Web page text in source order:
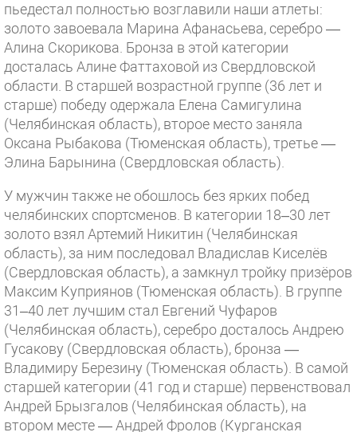
пьедестал полностью возглавили наши атлеты:
золото завоевала Марина Афанасьева, серебро —
Алина Скорикова. Бронза в этой категории
досталась Алине Фаттаховой из Свердловской
области. В старшей возрастной группе (36 лет и
старше) победу одержала Елена Самигулина
(Челябинская область), второе место заняла
Оксана Рыбакова (Тюменская область), третье —
Элина Барынина (Свердловская область).
У мужчин также не обошлось без ярких побед
челябинских спортсменов. В категории 18–30 лет
золото взял Артемий Никитин (Челябинская
область), за ним последовал Владислав Киселёв
(Свердловская область), а замкнул тройку призёров
Максим Куприянов (Тюменская область). В группе
31–40 лет лучшим стал Евгений Чуфаров
(Челябинская область), серебро досталось Андрею
Гусакову (Свердловская область), бронза —
Владимиру Березину (Тюменская область). В самой
старшей категории (41 год и старше) первенствовал
Андрей Брызгалов (Челябинская область), на
втором месте — Андрей Фролов (Курганская